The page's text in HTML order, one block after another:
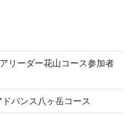
リーダー花山コース参加者
バンス八ヶ岳コース